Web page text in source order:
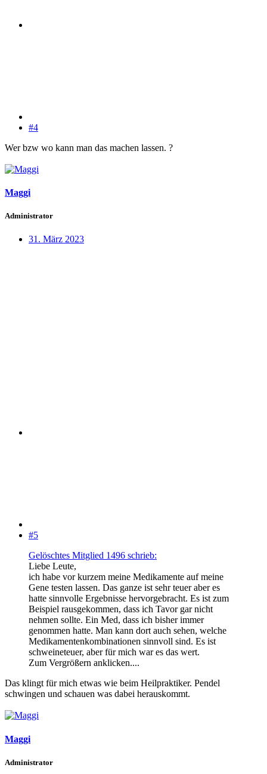
#4
Wer bzw wo kann man das machen lassen. ?
Maggi
Administrator
31. März 2023
#5
Gelöschtes Mitglied 1496 schrieb:
Liebe Leute,
ich habe vor kurzem meine Medikamente auf meine
Gene testen lassen. Das ganze ist sehr teuer aber es
hatte sinnvolle Ergebnisse hervorgebracht. Es ist zum
Beispiel rausgekommen, dass ich Tavor gar nicht
nehmen sollte. Ein Med, dass ich bisher immer
genommen hatte. Man kann dort auch sehen, welche
Medikamentenkombinationen sinnvoll sind. Es ist
schweineteuer, aber für mich war es das wert.
Zum Vergrößern anklicken....
Das klingt für mich etwas wie beim Heilpraktiker. Pendel
schwingen und schauen was dabei herauskommt.
Maggi
Administrator